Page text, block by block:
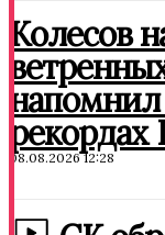
Колесов
рекордах
08.08.2026 12:28